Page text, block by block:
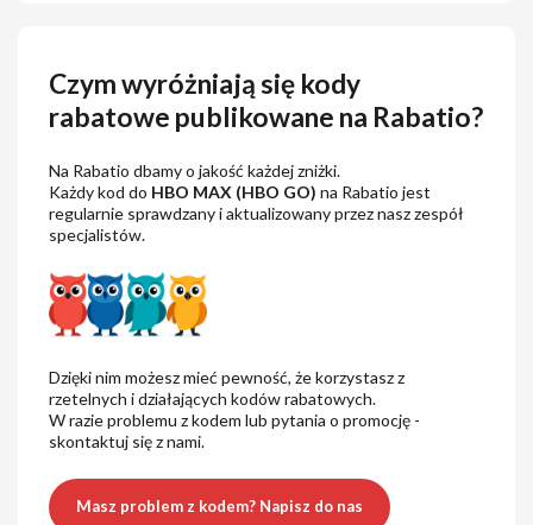
Czym wyróżniają się kody
rabatowe publikowane na Rabatio?
Na Rabatio dbamy o jakość każdej zniżki.
Każdy kod do HBO MAX (HBO GO) na Rabatio jest
regularnie sprawdzany i aktualizowany przez nasz zespół
specjalistów.
Dzięki nim możesz mieć pewność, że korzystasz z
rzetelnych i działających kodów rabatowych.
W razie problemu z kodem lub pytania o promocję -
skontaktuj się z nami.
Masz problem z kodem? Napisz do nas